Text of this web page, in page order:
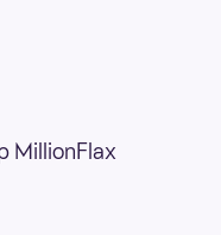
MillionFlax